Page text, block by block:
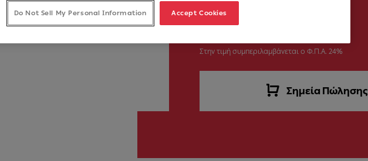
735,00 €
Στην τιμή συμπεριλαμβάνεται ο Φ.Π.Α. 24%
Σημεία Πώλησης
Do Not Sell My Personal Information Accept Cookies